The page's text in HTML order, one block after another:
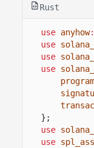
Rust
use anyhow
use
use
use
};
use
use